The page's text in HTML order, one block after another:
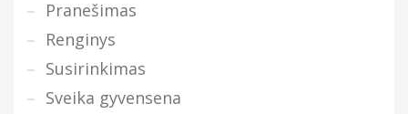
Pranešimas
Renginys
Susirinkimas
Sveika gyvensena